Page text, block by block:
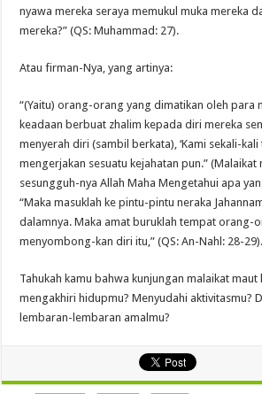
nyawa mereka seraya memukul muka mereka
mereka?” (QS: Muhammad: 27).
Atau firman-Nya, yang artinya:
“(Yaitu) orang-orang yang dimatikan oleh para
keadaan berbuat zhalim kepada diri mereka
menyerah diri (sambil berkata), ‘Kami sekali-kali
mengerjakan sesuatu kejahatan pun.” (Malaikat
sesungguh-nya Allah Maha Mengetahui apa
“Maka masuklah ke pintu-pintu neraka
dalamnya. Maka amat buruklah tempat orang-
menyombong-kan diri itu,” (QS: An-Nahl: 28-29).
Tahukah kamu bahwa kunjungan malaikat maut
mengakhiri hidupmu? Menyudahi aktivitasmu?
lembaran-lembaran amalmu?